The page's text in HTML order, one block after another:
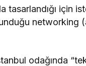
tasarlandığı için
networking
odağında